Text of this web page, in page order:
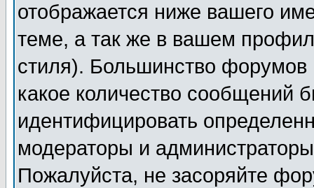
отображается ниже вашего
теме, а так же в вашем
стиля). Большинство форумов
какое количество сообщений
идентифицировать
модераторы и
Пожалуйста, не засоряйте